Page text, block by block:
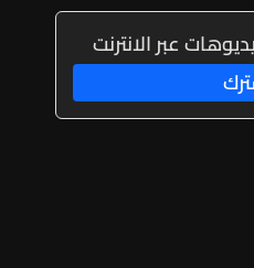
عبر الانترنت